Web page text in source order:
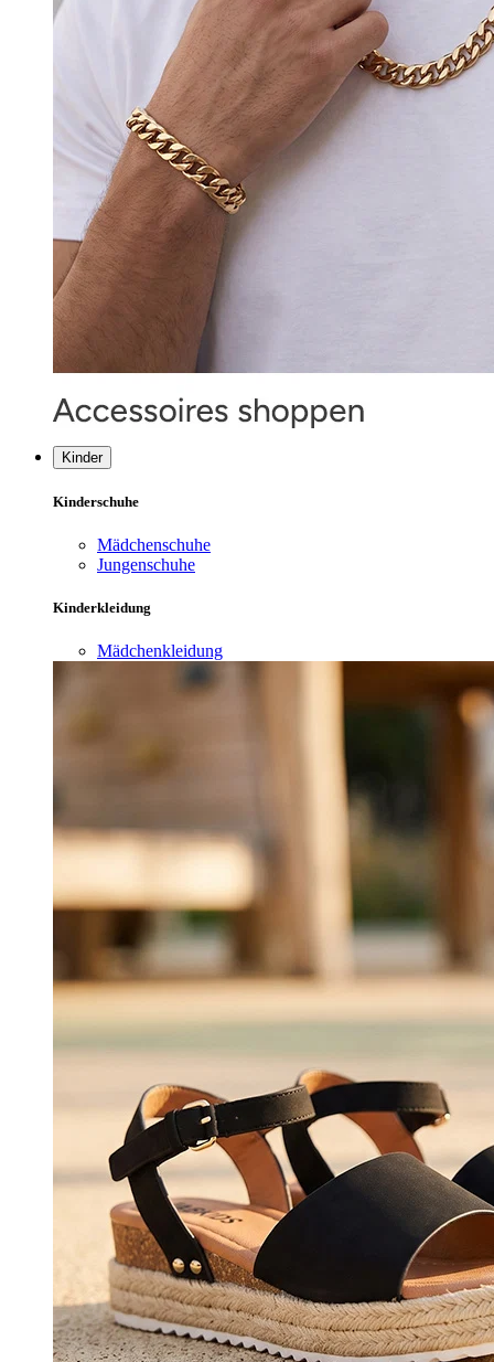
Kinder
Kinderschuhe
Mädchenschuhe
Jungenschuhe
Kinderkleidung
Mädchenkleidung